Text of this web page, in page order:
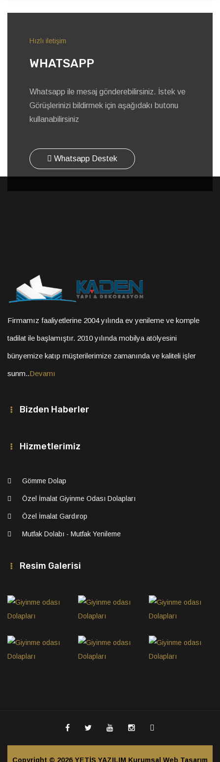
Hızlı iletişim
WHATSAPP
Whatsapp ile mesaj gönderebilirsiniz. İstek ve
Görüşlerinizi bildirmek için aşağıdakı butonu
kullanabilirsiniz
Whatsapp Destek
Firmamız faaliyetlerine 2004 yılında ev yenileme ve komple
tadilat ile başlamıştır. 2010 yılında mobilya atölyesini
bünyemize katıp müşterilerimize zamanında ve kaliteli işler
sunm..Devamı
Bizden Haberler
Hizmetlerimiz
Gömme Dolap
Özel İmalat Giyinme Odası Dolapları
Özel İmalat Gardırop
Mutfak Dolabı - Mutfak Yenileme
Resim Galerisi
Copyright © 2026 YETİŞ YAZILIM Kurumsal Web Tasarım